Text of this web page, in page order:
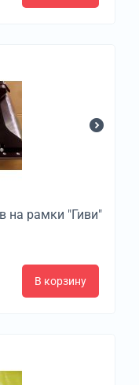
на рамки "Гиви"
В корзину